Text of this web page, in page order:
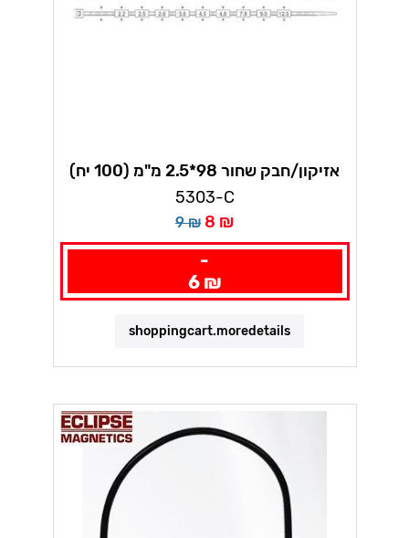
אזיקון/חבק שחור 98*2.5 מ"מ (100 יח)
אלמטיק
5303-C
9 ₪ 8 ₪
-
6 ₪
shoppingcart.moredetails